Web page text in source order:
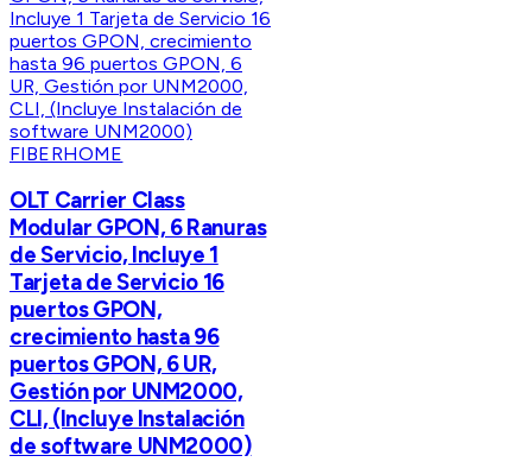
FIBERHOME
OLT Carrier Class
Modular GPON, 6 Ranuras
de Servicio, Incluye 1
Tarjeta de Servicio 16
puertos GPON,
crecimiento hasta 96
puertos GPON, 6 UR,
Gestión por UNM2000,
CLI, (Incluye Instalación
de software UNM2000)